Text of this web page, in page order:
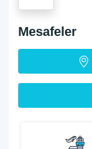
Mesafeler